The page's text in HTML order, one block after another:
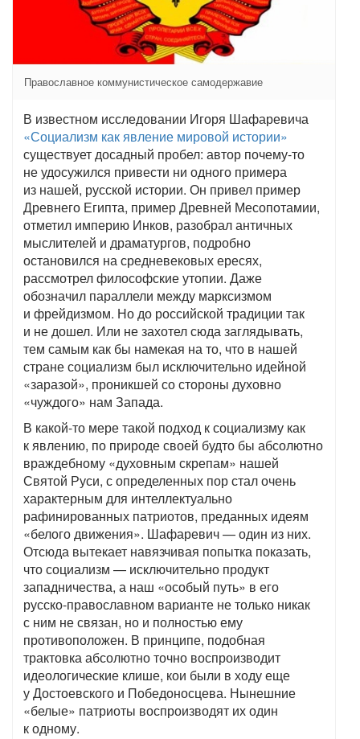
Православное коммунистическое самодержавие
В известном исследовании Игоря Шафаревича
«Социализм как явление мировой истории»
существует досадный пробел: автор почему-то
не удосужился привести ни одного примера
из нашей, русской истории. Он привел пример
Древнего Египта, пример Древней Месопотамии,
отметил империю Инков, разобрал античных
мыслителей и драматургов, подробно
остановился на средневековых ересях,
рассмотрел философские утопии. Даже
обозначил параллели между марксизмом
и фрейдизмом. Но до российской традиции так
и не дошел. Или не захотел сюда заглядывать,
тем самым как бы намекая на то, что в нашей
стране социализм был исключительно идейной
«заразой», проникшей со стороны духовно
«чуждого» нам Запада.
В какой-то мере такой подход к социализму как
к явлению, по природе своей будто бы абсолютно
враждебному «духовным скрепам» нашей
Святой Руси, с определенных пор стал очень
характерным для интеллектуально
рафинированных патриотов, преданных идеям
«белого движения». Шафаревич — один из них.
Отсюда вытекает навязчивая попытка показать,
что социализм — исключительно продукт
западничества, а наш «особый путь» в его
русско-православном варианте не только никак
с ним не связан, но и полностью ему
противоположен. В принципе, подобная
трактовка абсолютно точно воспроизводит
идеологические клише, кои были в ходу еще
у Достоевского и Победоносцева. Нынешние
«белые» патриоты воспроизводят их один
к одному.